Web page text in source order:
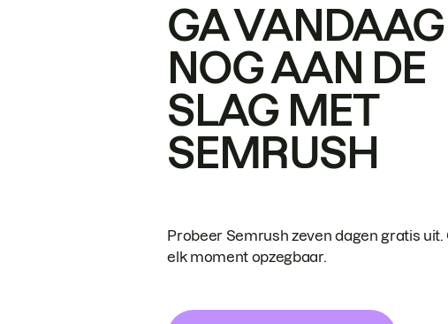
GA VANDAAG
NOG AAN DE
SLAG MET
SEMRUSH
Probeer Semrush zeven dagen gratis uit.
elk moment opzegbaar.